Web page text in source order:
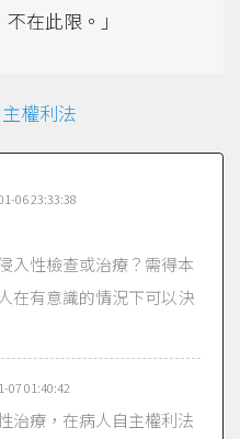
在此限。」
權利法
06 23:33:38
入性檢查或治療？需得本
在有意識的情況下可以決
07 01:40:42
治療，在病人自主權利法